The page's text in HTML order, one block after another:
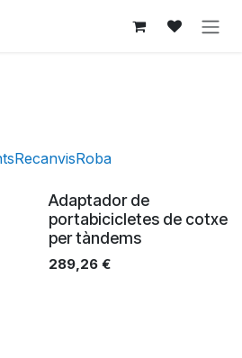
RecanvisRoba
Adaptador de
portabicicletes de cotxe
per tàndems
289,26€